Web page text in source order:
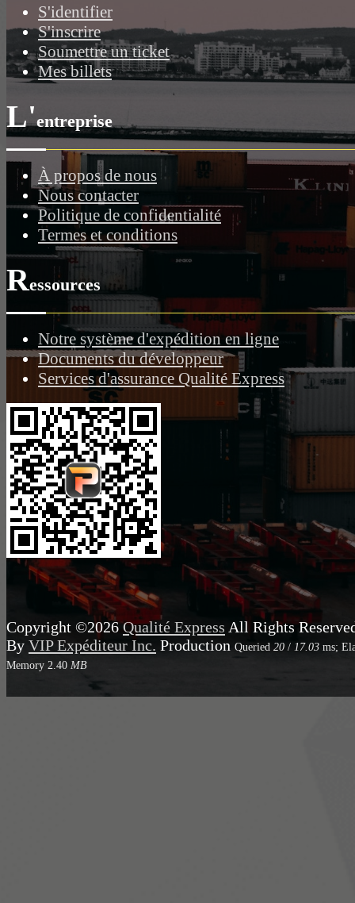
S'identifier
S'inscrire
Soumettre un ticket
Mes billets
L'entreprise
À propos de nous
Nous contacter
Politique de confidentialité
Termes et conditions
Ressources
Notre système d'expédition en ligne
Documents du développeur
Services d'assurance Qualité Express
Copyright ©2026Qualité Express All Rights
By VIP Expéditeur Inc. Production Queried 20 / 17.03 ms;
Memory 2.40 MB